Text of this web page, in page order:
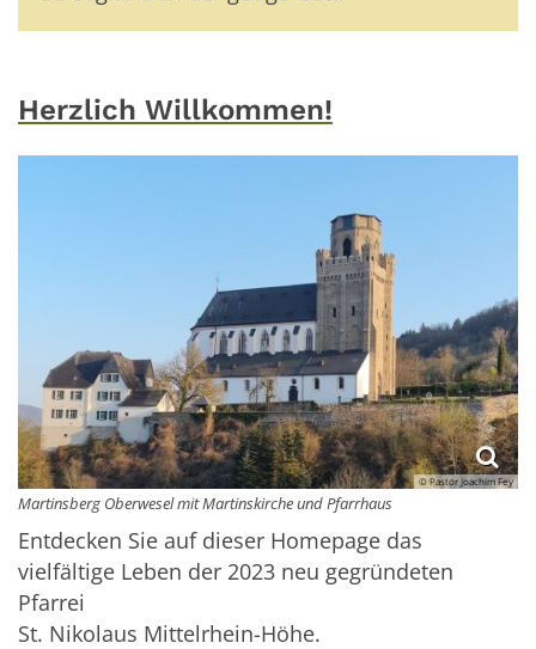
Herzlich Willkommen!
© Pastor Joachim Fey
Martinsberg Oberwesel mit Martinskirche und Pfarrhaus
Entdecken Sie auf dieser Homepage das
vielfältige Leben der 2023 neu gegründeten
Pfarrei
St. Nikolaus Mittelrhein-Höhe.